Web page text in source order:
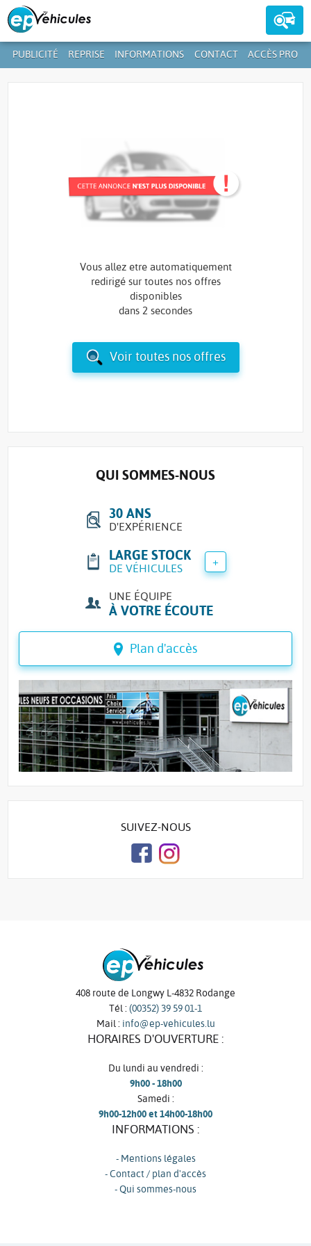
Contactez-nous au
PUBLICITÉ REPRISE INFORMATIONS CONTACT ACCÈS PRO
QUI SOMMES-NOUS
30 ANS
D'EXPÉRIENCE
LARGE STOCK
DE VÉHICULES
+
UNE ÉQUIPE
À VOTRE ÉCOUTE
Plan d'accès
SUIVEZ-NOUS
Vous allez etre automatiquement
redirigé sur toutes nos offres
disponibles
dans 2 secondes
Voir toutes nos offres
408 route de Longwy L-4832 Rodange
Tél : (00352) 39 59 01-1
Mail : info@ep-vehicules.lu
HORAIRES D'OUVERTURE :
Du lundi au vendredi :
9h00 - 18h00
Samedi :
9h00-12h00 et 14h00-18h00
INFORMATIONS :
- Mentions légales
- Contact / plan d'accès
- Qui sommes-nous